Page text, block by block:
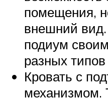
помещения,
внешний вид.
подиум
разных типов
Кровать с
механизмом.